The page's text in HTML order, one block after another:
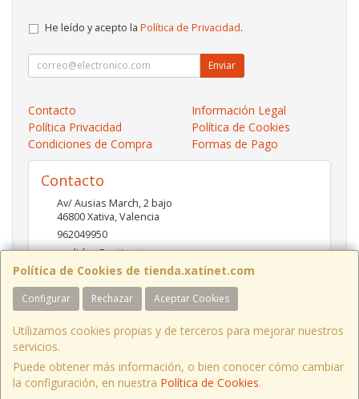
Política de Cookies de tienda.xatinet.com
Configurar Rechazar Aceptar Cookies
Utilizamos cookies propias y de terceros para mejorar nuestros
servicios.
Puede obtener más información, o bien conocer cómo cambiar
la configuración, en nuestra Política de Cookies.
He leído y acepto la Política de Privacidad.
Enviar
Contacto
Información Legal
Política Privacidad
Política de Cookies
Condiciones de Compra
Formas de Pago
Contacto
Av/ Ausias March, 2 bajo
46800Xativa,Valencia
962049950
pedidos@xatinet.com
Horario
9-13:30 16:30-19:30
, , , , España. - C.I.F.: B97790778 - Tfno: